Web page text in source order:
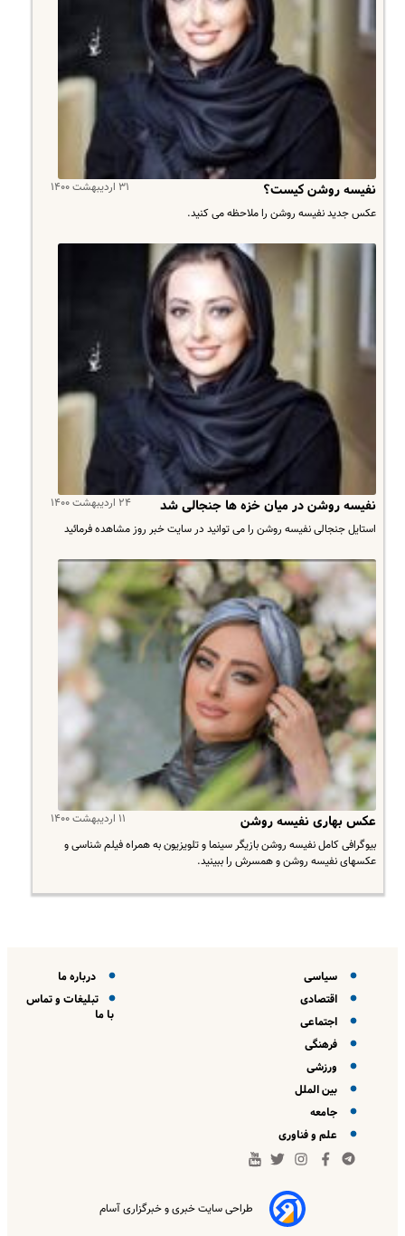
۳۱ اردیبهشت ۱۴۰۰ نفیسه روشن کیست؟
عکس جدید نفیسه روشن را ملاحظه می کنید.
۲۴ اردیبهشت ۱۴۰۰ نفیسه روشن در میان خزه ها جنجالی شد
استایل جنجالی نفیسه روشن را می توانید در سایت خبر روز مشاهده فرمائید
۱۱ اردیبهشت ۱۴۰۰ عکس بهاری نفیسه روشن
بیوگرافی کامل نفیسه روشن بازیگر سینما و تلویزیون به همراه فیلم شناسی و
عکسهای نفیسه روشن و همسرش را ببینید.
سیاسی
اقتصادی
اجتماعی
فرهنگی
ورزشی
بین الملل
جامعه
علم و فناوری
درباره ما
تبلیغات و تماس
با ما
طراحی سایت خبری و خبرگزاری آسام